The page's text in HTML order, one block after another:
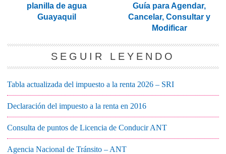
planilla de agua
Guayaquil
Guía para Agendar,
Cancelar, Consultar y
Modificar
SEGUIR LEYENDO
Tabla actualizada del impuesto a la renta 2026 – SRI
Declaración del impuesto a la renta en 2016
Consulta de puntos de Licencia de Conducir ANT
Agencia Nacional de Tránsito – ANT